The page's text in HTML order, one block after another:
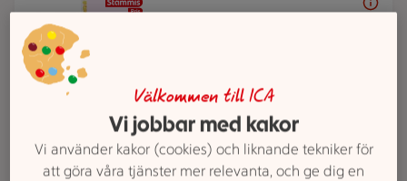
3 för 25 kr
3 för
Lägg i inköpslista
Välkommen till ICA
Vi jobbar med kakor
Vi använder kakor (cookies) och liknande tekniker för
att göra våra tjänster mer relevanta, och ge dig en